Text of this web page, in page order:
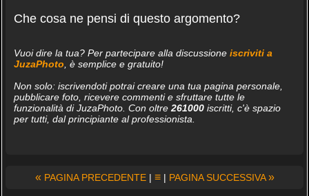
Che cosa ne pensi di questo argomento?
Vuoi dire la tua? Per partecipare alla discussione iscriviti a
JuzaPhoto , è semplice e gratuito!
Non solo: iscrivendoti potrai creare una tua pagina personale,
pubblicare foto, ricevere commenti e sfruttare tutte le
funzionalità di JuzaPhoto. Con oltre 261000iscritti, c'è spazio
per tutti, dal principiante al professionista.
« PAGINA PRECEDENTE| ≡| PAGINA SUCCESSIVA»